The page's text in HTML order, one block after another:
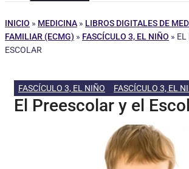
INICIO » MEDICINA » LIBROS DIGITALES DE
FAMILIAR (ECMG) » FASCÍCULO 3, EL NIÑO » EL
ESCOLAR
FASCÍCULO 3, EL NIÑO FASCÍCULO 3, EL
El Preescolar y el